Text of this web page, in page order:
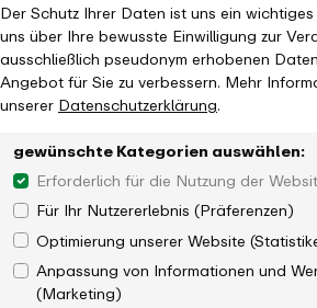
Der Schutz Ihrer Daten ist uns ein
uns über Ihre bewusste Einwilligung zur
ausschließlich pseudonym erhobenen
Angebot für Sie zu verbessern. Mehr
unsererDatenschutzerklärung.
gewünschte Kategorien auswählen:
Erforderlich für die Nutzung der
Für Ihr Nutzererlebnis (Präferenzen)
Optimierung unserer Website
Anpassung von Informationen und
(Marketing)